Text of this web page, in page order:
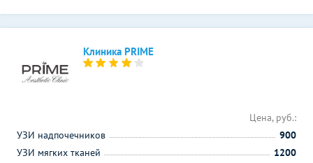
Клиника PRIME
Цена, руб.:
УЗИ надпочечников
900
УЗИ мягких тканей
1200